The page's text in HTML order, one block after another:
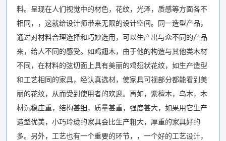
料。呈现在人们视觉中的材色，花纹，光泽，质感等方面各不
相同，，这就给设计师带来无限的设计空间。同一造型产品，
通过对材料合理选择和巧妙选用，可以生产出与众不同的产品
来，给人不同的感受。如鸡翅木，由于他的构造与其他类木材
不同，在材料的弦切面上具有美丽的鸡翅状花纹，如生产造型
和工艺相同的家具，经认真选材，使家具可视部分都能看到美
丽的花纹，从而受到使用者的欢迎。再如，紫檀木，乌木，木
材沉稳庄重，结构甚细，质量甚重，强度甚大，如果用它生产
造型优美，小巧玲珑的家具会比生产粗大，厚重的家具好的
多。另外，工艺也有一个重要的环节，，一个好的工艺设计，